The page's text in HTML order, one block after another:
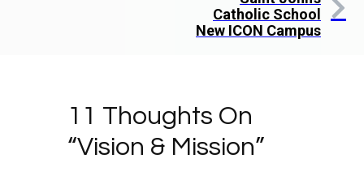
Catholic School
New ICON Campus
11 Thoughts On
“Vision & Mission”